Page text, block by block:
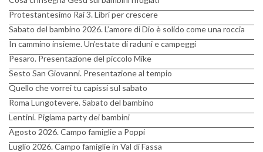
Protestantesimo Rai 3. Libri per crescere
Sabato del bambino 2026. L’amore di Dio è solido come una roccia
In cammino insieme. Un’estate di raduni e campeggi
Pesaro. Presentazione del piccolo Mike
Sesto San Giovanni. Presentazione al tempio
Quello che vorrei tu capissi sul sabato
Roma Lungotevere. Sabato del bambino
Lentini. Pigiama party dei bambini
Agosto 2026. Campo famiglie a Poppi
Luglio 2026. Campo famiglie in Val di Fassa